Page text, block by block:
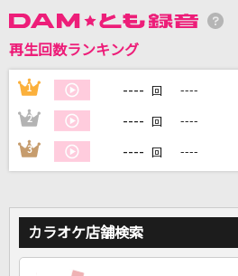
再生回数ランキング
1 ---- 回 ----
2 ---- 回 ----
3 ---- 回 ----
カラオケ店舗検索